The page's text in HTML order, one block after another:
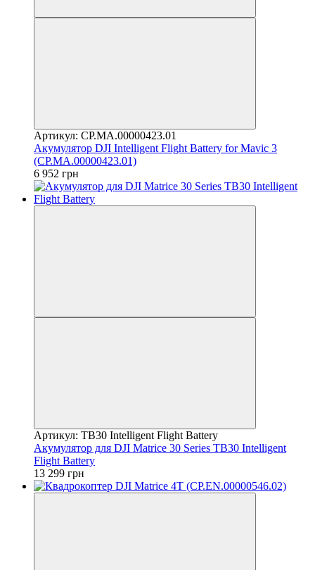
Артикул: CP.MA.00000423.01
Акумулятор DJI Intelligent Flight Battery for Mavic 3
(CP.MA.00000423.01)
6 952 грн
Артикул: TB30 Intelligent Flight Battery
Акумулятор для DJI Matrice 30 Series TB30 Intelligent
Flight Battery
13 299 грн